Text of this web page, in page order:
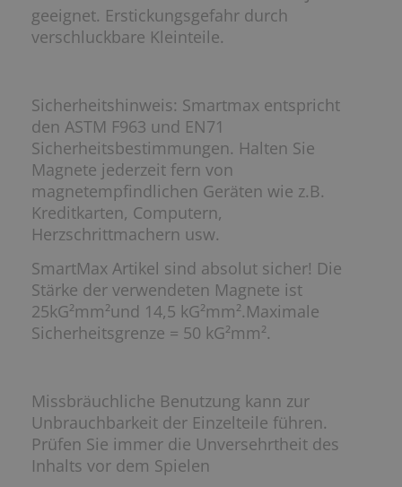
geeignet. Erstickungsgefahr durch
verschluckbare Kleinteile.
Sicherheitshinweis: Smartmax entspricht
den ASTM F963 und EN71
Sicherheitsbestimmungen. Halten Sie
Magnete jederzeit fern von
magnetempfindlichen Geräten wie z.B.
Kreditkarten, Computern,
Herzschrittmachern usw.
SmartMax Artikel sind absolut sicher! Die
Stärke der verwendeten Magnete ist
25kG²mm²und 14,5 kG²mm².Maximale
Sicherheitsgrenze = 50 kG²mm².
Missbräuchliche Benutzung kann zur
Unbrauchbarkeit der Einzelteile führen.
Prüfen Sie immer die Unversehrtheit des
Inhalts vor dem Spielen